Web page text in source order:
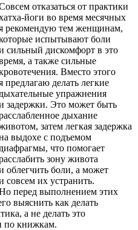
отказаться от практики
йоги во время месячных
рекомендую тем женщинам,
испытывают боли
сильный дискомфорт в это
а также сильные
Вместо этого
предлагаю делать легкие
дыхательные упражнения
задержки. Это может быть
дыхание
затем легкая задержка
выдохе с подъемом
диафрагмы, что помогает
зону живота
облегчить боли, а может
совсем их устранить.
перед выполнением этих
выяснить как делать
а не делать это
по книжкам.